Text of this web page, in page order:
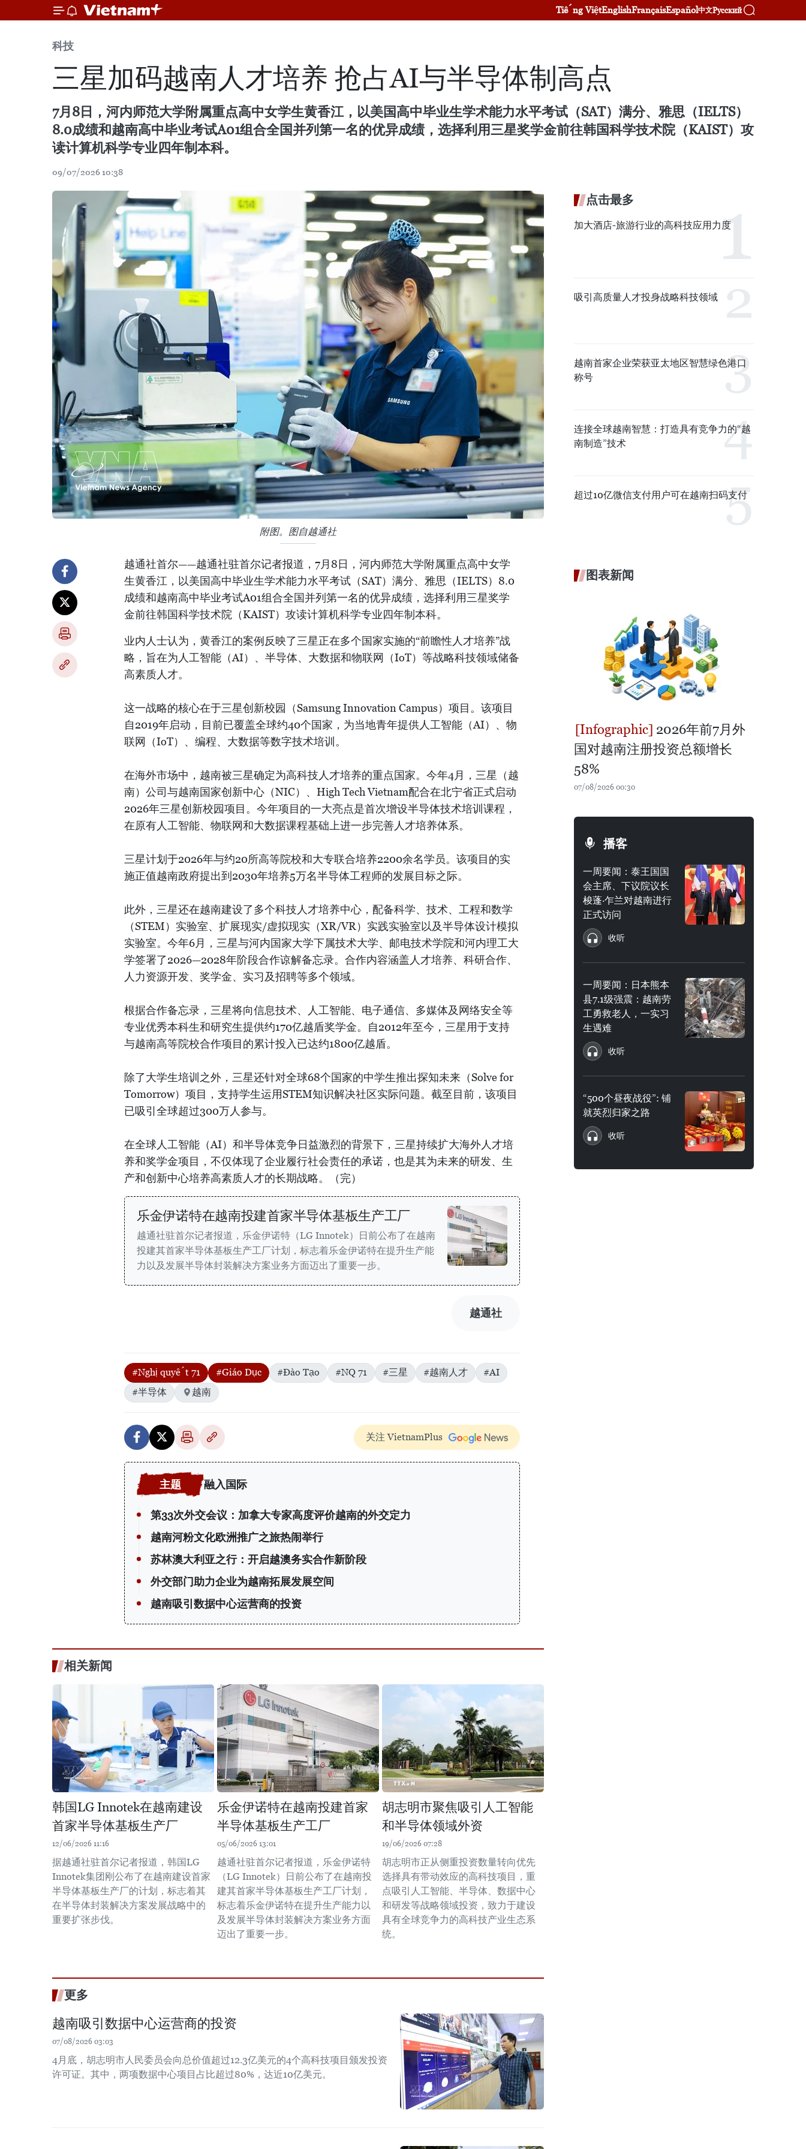
Tiếng ViệtEnglishFrançaisEspañol中文Русский
科技
三星加码越南人才培养 抢占AI与半导体制高点
7月8日，河内师范大学附属重点高中女学生黄香江，以美国高中毕业生学术能力水平考试（SAT）满分、雅思（IELTS）
8.0成绩和越南高中毕业考试A01组合全国并列第一名的优异成绩，选择利用三星奖学金前往韩国科学技术院（KAIST）攻
读计算机科学专业四年制本科。
09/07/2026 10:38
附图。图自越通社
越通社首尔——越通社驻首尔记者报道，7月8日，河内师范大学附属重点高中女学
生黄香江，以美国高中毕业生学术能力水平考试（SAT）满分、雅思（IELTS）8.0
成绩和越南高中毕业考试A01组合全国并列第一名的优异成绩，选择利用三星奖学
金前往韩国科学技术院（KAIST）攻读计算机科学专业四年制本科。
业内人士认为，黄香江的案例反映了三星正在多个国家实施的“前瞻性人才培养”战
略，旨在为人工智能（AI）、半导体、大数据和物联网（IoT）等战略科技领域储备
高素质人才。
这一战略的核心在于三星创新校园（Samsung Innovation Campus）项目。该项目
自2019年启动，目前已覆盖全球约40个国家，为当地青年提供人工智能（AI）、物
联网（IoT）、编程、大数据等数字技术培训。
在海外市场中，越南被三星确定为高科技人才培养的重点国家。今年4月，三星（越
南）公司与越南国家创新中心（NIC）、High Tech Vietnam配合在北宁省正式启动
2026年三星创新校园项目。今年项目的一大亮点是首次增设半导体技术培训课程，
在原有人工智能、物联网和大数据课程基础上进一步完善人才培养体系。
三星计划于2026年与约20所高等院校和大专联合培养2200余名学员。该项目的实
施正值越南政府提出到2030年培养5万名半导体工程师的发展目标之际。
此外，三星还在越南建设了多个科技人才培养中心，配备科学、技术、工程和数学
（STEM）实验室、扩展现实/虚拟现实（XR/VR）实践实验室以及半导体设计模拟
实验室。今年6月，三星与河内国家大学下属技术大学、邮电技术学院和河内理工大
学签署了2026—2028年阶段合作谅解备忘录。合作内容涵盖人才培养、科研合作、
人力资源开发、奖学金、实习及招聘等多个领域。
根据合作备忘录，三星将向信息技术、人工智能、电子通信、多媒体及网络安全等
专业优秀本科生和研究生提供约170亿越盾奖学金。自2012年至今，三星用于支持
与越南高等院校合作项目的累计投入已达约1800亿越盾。
除了大学生培训之外，三星还针对全球68个国家的中学生推出探知未来（Solve for
Tomorrow）项目，支持学生运用STEM知识解决社区实际问题。截至目前，该项目
已吸引全球超过300万人参与。
在全球人工智能（AI）和半导体竞争日益激烈的背景下，三星持续扩大海外人才培
养和奖学金项目，不仅体现了企业履行社会责任的承诺，也是其为未来的研发、生
产和创新中心培养高素质人才的长期战略。（完）
乐金伊诺特在越南投建首家半导体基板生产工厂
越通社驻首尔记者报道，乐金伊诺特（LG Innotek）日前公布了在越南
投建其首家半导体基板生产工厂计划，标志着乐金伊诺特在提升生产能
力以及发展半导体封装解决方案业务方面迈出了重要一步。
越通社
#Nghị quyết 71 #Giáo Dục #Đào Tạo #NQ 71 #三星 #越南人才
#AI
#半导体
越南
关注 VietnamPlus
融入国际
第33次外交会议：加拿大专家高度评价越南的外交定力
越南河粉文化欧洲推广之旅热闹举行
苏林澳大利亚之行：开启越澳务实合作新阶段
外交部门助力企业为越南拓展发展空间
越南吸引数据中心运营商的投资
相关新闻
韩国LG Innotek在越南建设
首家半导体基板生产厂
12/06/2026 11:16
据越通社驻首尔记者报道，韩国LG
Innotek集团刚公布了在越南建设首家
半导体基板生产厂的计划，标志着其
在半导体封装解决方案发展战略中的
重要扩张步伐。
乐金伊诺特在越南投建首家
半导体基板生产工厂
05/06/2026 13:01
越通社驻首尔记者报道，乐金伊诺特
（LG Innotek）日前公布了在越南投
建其首家半导体基板生产工厂计划，
标志着乐金伊诺特在提升生产能力以
及发展半导体封装解决方案业务方面
迈出了重要一步。
胡志明市聚焦吸引人工智能
和半导体领域外资
19/06/2026 07:28
胡志明市正从侧重投资数量转向优先
选择具有带动效应的高科技项目，重
点吸引人工智能、半导体、数据中心
和研发等战略领域投资，致力于建设
具有全球竞争力的高科技产业生态系
统。
更多
越南吸引数据中心运营商的投资
07/08/2026 03:03
4月底，胡志明市人民委员会向总价值超过12.3亿美元的4个高科技项目颁发投资
许可证。其中，两项数据中心项目占比超过80%，达近10亿美元。
点击最多
加大酒店-旅游行业的高科技应用力度
吸引高质量人才投身战略科技领域
越南首家企业荣获亚太地区智慧绿色港口
称号
连接全球越南智慧：打造具有竞争力的“越
南制造”技术
超过10亿微信支付用户可在越南扫码支付
图表新闻
2026年前7月外
国对越南注册投资总额增长
58%
07/08/2026 00:30
播客
一周要闻：泰王国国
会主席、下议院议长
梭蓬·乍兰对越南进行
正式访问
收听
一周要闻：日本熊本
县7.1级强震：越南劳
工勇救老人，一实习
生遇难
收听
“500个昼夜战役”: 铺
就英烈归家之路
收听